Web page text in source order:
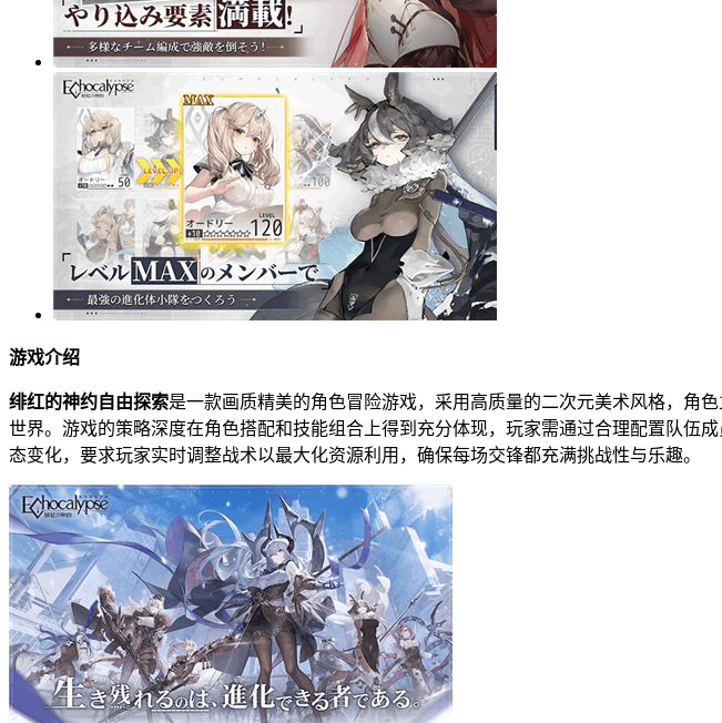
游戏介绍
绯红的神约自由探索是一款画质精美的角色冒险游戏，采用高质量的二次元美术风格，角
世界。游戏的策略深度在角色搭配和技能组合上得到充分体现，玩家需通过合理配置队伍
态变化，要求玩家实时调整战术以最大化资源利用，确保每场交锋都充满挑战性与乐趣。